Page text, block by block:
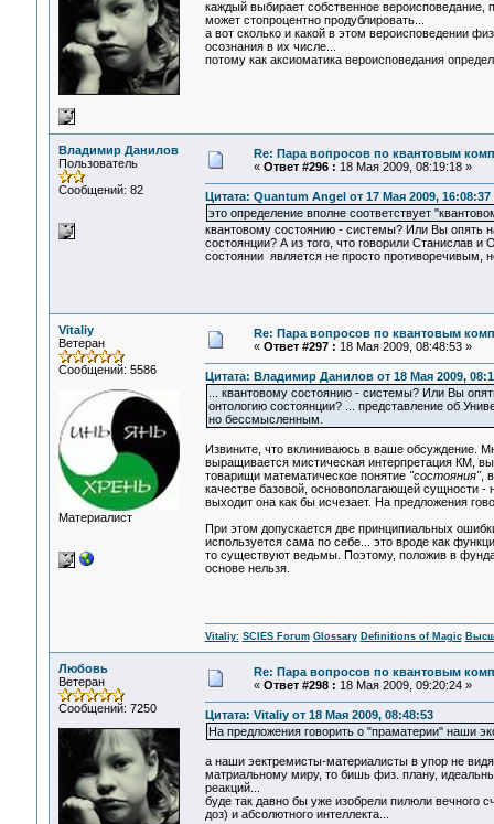
каждый выбирает собственное вероисповедание,
может стопроцентно продублировать...
а вот сколько и какой в этом вероисповедении
осознания в их числе...
потому как аксиоматика вероисповедания
Владимир Данилов
Пользователь
Сообщений: 82
Re: Пара вопросов по квантовым
« Ответ #296 : 18 Мая 2009, 08:19:18 »
Цитата: Quantum Angel от 17 Мая 2009, 16:08:37
это определение вполне соответствует
квантовому состоянию - системы? Или Вы опять
состоянции? А из того, что говорили Станислав
состоянии является не просто противоречивым,
Vitaliy
Ветеран
Сообщений: 5586
Материалист
Re: Пара вопросов по квантовым
« Ответ #297 : 18 Мая 2009, 08:48:53 »
Цитата: Владимир Данилов от 18 Мая 2009,
... квантовому состоянию - системы? Или Вы
онтологию состоянции? ... представление об
но бессмысленным.
Извините, что вклиниваюсь в ваше обсуждение.
выращивается мистическая интерпретация КМ,
товарищи математическое понятие "состояния",
качестве базовой, основополагающей сущности
выходит она как бы исчезает. На предложения
При этом допускается две принципиальных
используется сама по себе... это вроде как
то существуют ведьмы. Поэтому, положив в
основе нельзя.
Vitaliy: SCIES Forum Glossary Definitions of Magic
Любовь
Ветеран
Сообщений: 7250
Re: Пара вопросов по квантовым
« Ответ #298 : 18 Мая 2009, 09:20:24 »
Цитата: Vitaliy от 18 Мая 2009, 08:48:53
На предложения говорить о "праматерии" наши
а наши эектремисты-материалисты в упор не
матриальному миру, то бишь физ. плану,
реакций...
буде так давно бы уже изобрели пилюли вечного
доз) и абсолютного интеллекта...